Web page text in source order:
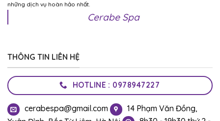
những dịch vụ hoàn hảo nhất.
Cerabe Spa
THÔNG TIN LIÊN HỆ
HOTLINE : 0978947227
cerabespa@gmail.com
14 Phạm Văn Đồng,